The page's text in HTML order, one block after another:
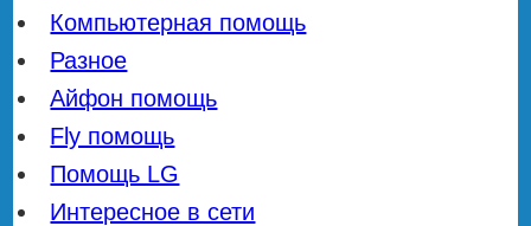
Компьютерная помощь
Разное
Айфон помощь
Fly помощь
Помощь LG
Интересное в сети